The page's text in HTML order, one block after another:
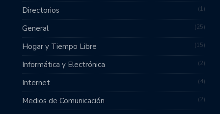
Directorios 1
General 25
Hogar y Tiempo Libre 15
Informática y Electrónica 2
Internet 4
Medios de Comunicación 2